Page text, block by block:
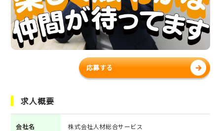
応募する
求人概要
会社名 株式会社人材総合サービス